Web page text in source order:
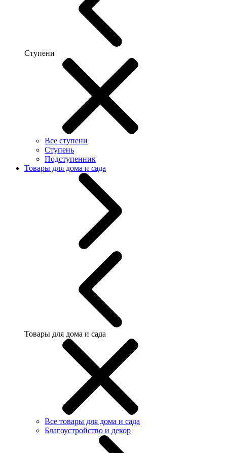
Ступени
Все ступени
Ступень
Подступенник
Товары для дома и сада
Товары для дома и сада
Все товары для дома и сада
Благоустройство и декор